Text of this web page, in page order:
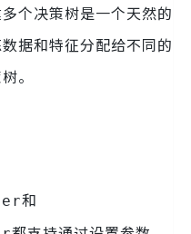
个决策树是一个天然的
据和特征分配给不同的
。
和